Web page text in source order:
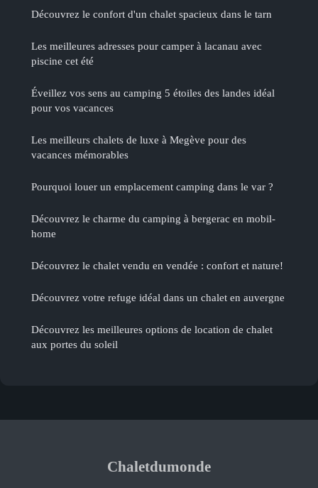
Découvrez le confort d'un chalet spacieux dans le tarn
Les meilleures adresses pour camper à lacanau avec
piscine cet été
Éveillez vos sens au camping 5 étoiles des landes idéal
pour vos vacances
Les meilleurs chalets de luxe à Megève pour des
vacances mémorables
Pourquoi louer un emplacement camping dans le var ?
Découvrez le charme du camping à bergerac en mobil-
home
Découvrez le chalet vendu en vendée : confort et nature!
Découvrez votre refuge idéal dans un chalet en auvergne
Découvrez les meilleures options de location de chalet
aux portes du soleil
Chaletdumonde